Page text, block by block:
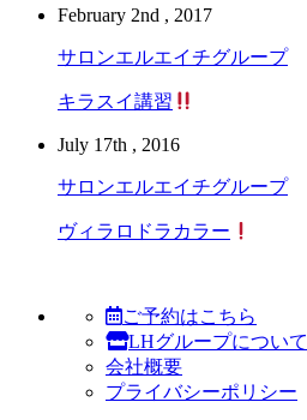
February 2nd , 2017
サロンエルエイチグループ
キラスイ講習
July 17th , 2016
サロンエルエイチグループ
ヴィラロドラカラー
ご予約はこちら
LHグループについて
会社概要
プライバシーポリシー